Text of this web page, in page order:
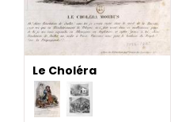
Le Choléra